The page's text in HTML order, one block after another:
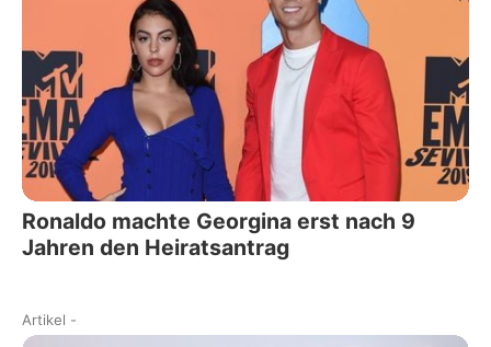
Ronaldo machte Georgina erst nach 9
Jahren den Heiratsantrag
Artikel -